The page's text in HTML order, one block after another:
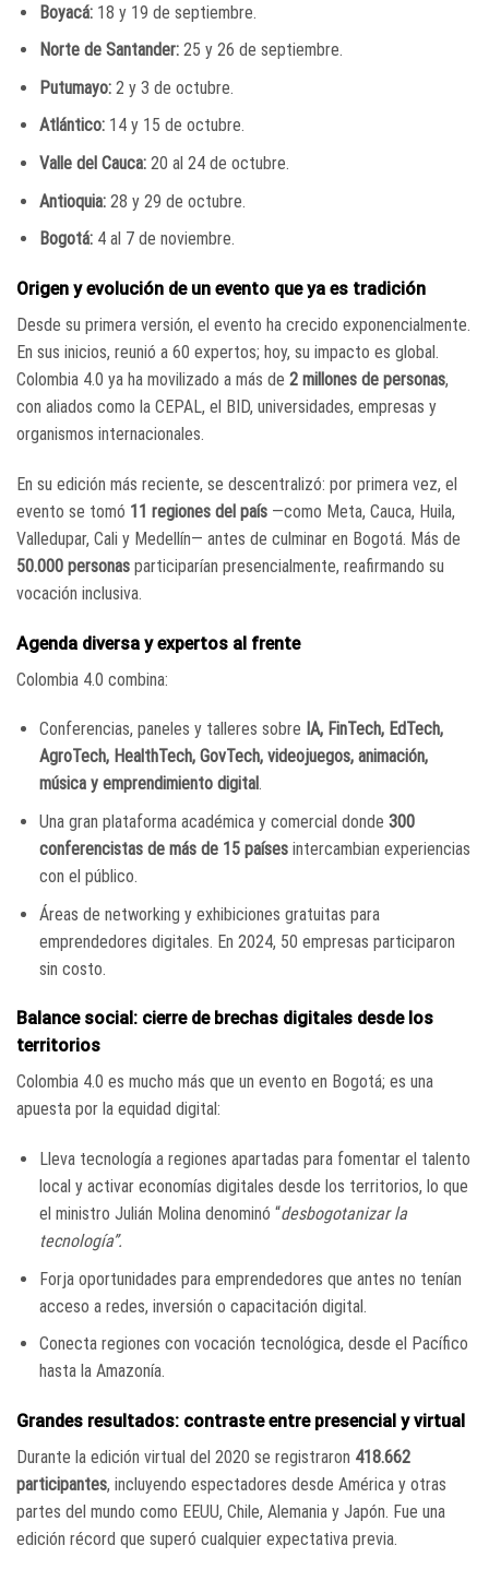
Boyacá: 18 y 19 de septiembre.
Norte de Santander: 25 y 26 de septiembre.
Putumayo: 2 y 3 de octubre.
Atlántico: 14 y 15 de octubre.
Valle del Cauca: 20 al 24 de octubre.
Antioquia: 28 y 29 de octubre.
Bogotá: 4 al 7 de noviembre.
Origen y evolución de un evento que ya es tradición
Desde su primera versión, el evento ha crecido exponencialmente.
En sus inicios, reunió a 60 expertos; hoy, su impacto es global.
Colombia 4.0 ya ha movilizado a más de 2 millones de personas,
con aliados como la CEPAL, el BID, universidades, empresas y
organismos internacionales.
En su edición más reciente, se descentralizó: por primera vez, el
evento se tomó 11 regiones del país —como Meta, Cauca, Huila,
Valledupar, Cali y Medellín— antes de culminar en Bogotá. Más de
50.000 personas participarían presencialmente, reafirmando su
vocación inclusiva.
Agenda diversa y expertos al frente
Colombia 4.0 combina:
Conferencias, paneles y talleres sobre IA, FinTech, EdTech,
AgroTech, HealthTech, GovTech, videojuegos, animación,
música y emprendimiento digital.
Una gran plataforma académica y comercial donde 300
conferencistas de más de 15 paísesintercambian experiencias
con el público.
Áreas de networking y exhibiciones gratuitas para
emprendedores digitales. En 2024, 50 empresas participaron
sin costo.
Balance social: cierre de brechas digitales desde los
territorios
Colombia 4.0 es mucho más que un evento en Bogotá; es una
apuesta por la equidad digital:
Lleva tecnología a regiones apartadas para fomentar el talento
local y activar economías digitales desde los territorios, lo que
el ministro Julián Molina denominó “desbogotanizar la
tecnología”.
Forja oportunidades para emprendedores que antes no tenían
acceso a redes, inversión o capacitación digital.
Conecta regiones con vocación tecnológica, desde el Pacífico
hasta la Amazonía.
Grandes resultados: contraste entre presencial y virtual
Durante la edición virtual del 2020 se registraron 418.662
participantes, incluyendo espectadores desde América y otras
partes del mundo como EEUU, Chile, Alemania y Japón. Fue una
edición récord que superó cualquier expectativa previa.